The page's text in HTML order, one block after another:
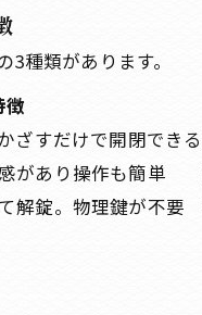
種類があります。
徴
ざすだけで開閉できる
があり操作も簡単
解錠。物理鍵が不要